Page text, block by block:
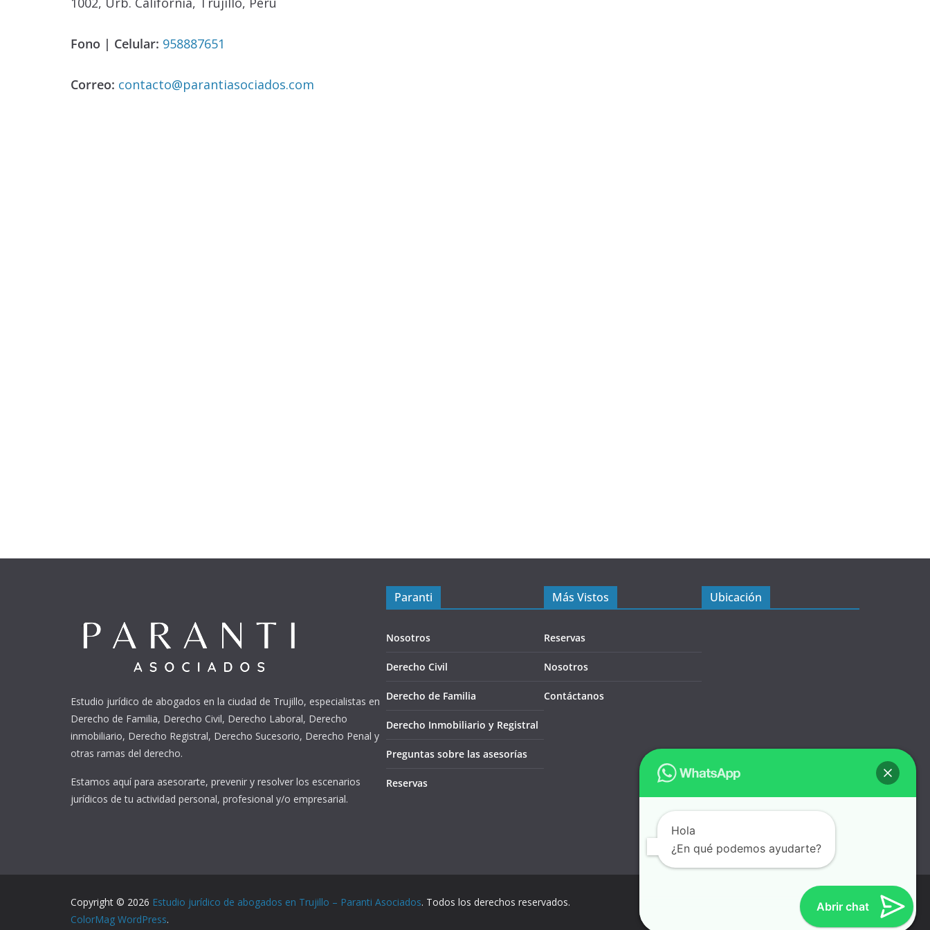
Fono | Celular: 958887651
Correo: contacto@parantiasociados.com
Estudio jurídico de abogados en la ciudad de Trujillo, especialistas en
Derecho de Familia, Derecho Civil, Derecho Laboral, Derecho
inmobiliario, Derecho Registral, Derecho Sucesorio, Derecho Penal y
otras ramas del derecho.
Estamos aquí para asesorarte, prevenir y resolver los escenarios
jurídicos de tu actividad personal, profesional y/o empresarial.
Paranti
Nosotros
Derecho Civil
Derecho de Familia
Derecho Inmobiliario y Registral
Preguntas sobre las asesorías
Reservas
Más Vistos
Reservas
Nosotros
Contáctanos
Ubicación
Los Geranios 285 – Dpto. 1002 –
Herrera – Trujillo – Perú
Copyright © 2026 Estudio jurídico de abogados en Trujillo – Paranti Asociados. Todos los derechos reservados.
ColorMag WordPress.
Hola
¿En qué podemos ayudarte?
Abrir chat